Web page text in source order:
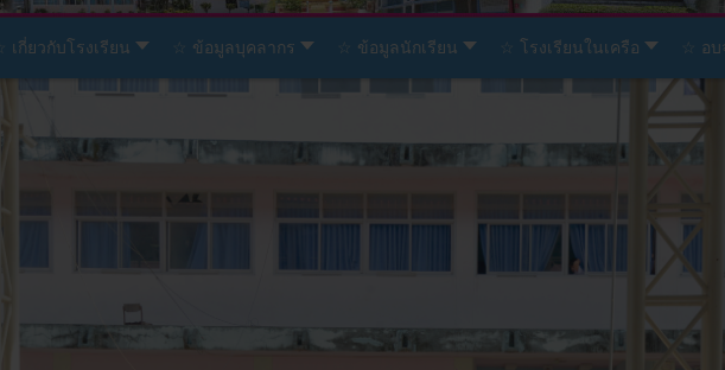
☆ เกี่ยวกับโรงเรียน ☆ ข้อมูลบุคลากร ☆ ข้อมูลนักเรียน ☆ โรงเรียนในเครือ ☆ อ